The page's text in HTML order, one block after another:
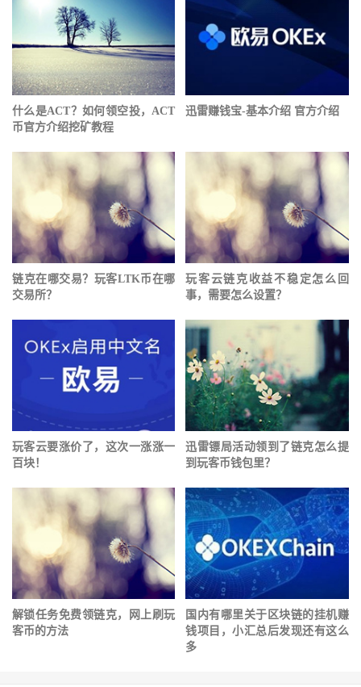
什么是ACT？如何领空投，ACT
币官方介绍挖矿教程
迅雷赚钱宝-基本介绍 官方介绍
链克在哪交易？玩客LTK币在哪
交易所？
玩客云链克收益不稳定怎么回
事，需要怎么设置？
玩客云要涨价了，这次一涨涨一
百块！
迅雷镖局活动领到了链克怎么提
到玩客币钱包里？
解锁任务免费领链克，网上刷玩
客币的方法
国内有哪里关于区块链的挂机赚
钱项目，小汇总后发现还有这么
多